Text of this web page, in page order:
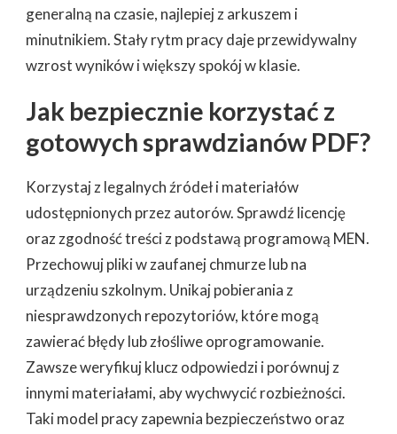
generalną na czasie, najlepiej z arkuszem i
minutnikiem. Stały rytm pracy daje przewidywalny
wzrost wyników i większy spokój w klasie.
Jak bezpiecznie korzystać z
gotowych sprawdzianów PDF?
Korzystaj z legalnych źródeł i materiałów
udostępnionych przez autorów. Sprawdź licencję
oraz zgodność treści z podstawą programową MEN.
Przechowuj pliki w zaufanej chmurze lub na
urządzeniu szkolnym. Unikaj pobierania z
niesprawdzonych repozytoriów, które mogą
zawierać błędy lub złośliwe oprogramowanie.
Zawsze weryfikuj klucz odpowiedzi i porównuj z
innymi materiałami, aby wychwycić rozbieżności.
Taki model pracy zapewnia bezpieczeństwo oraz